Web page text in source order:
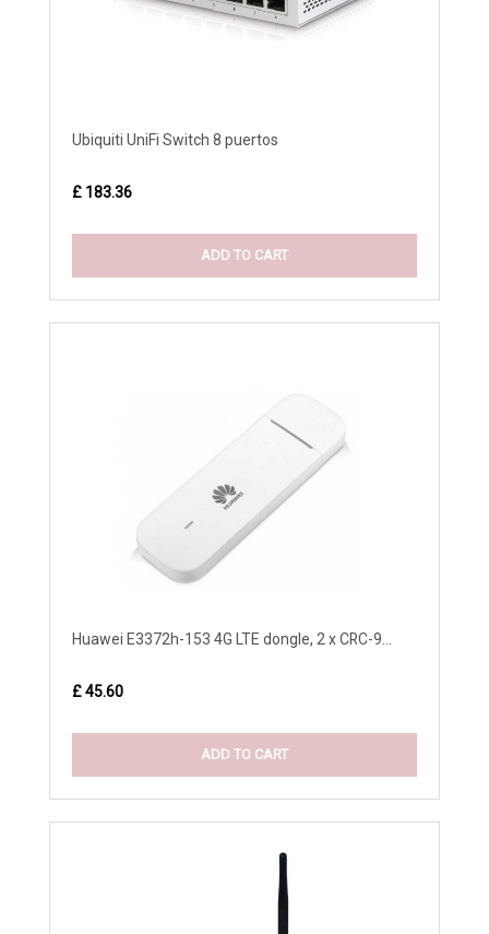
Ubiquiti UniFi Switch 8 puertos
£ 183.36
ADD TO CART
Huawei E3372h-153 4G LTE dongle, 2 x CRC-9...
£ 45.60
ADD TO CART